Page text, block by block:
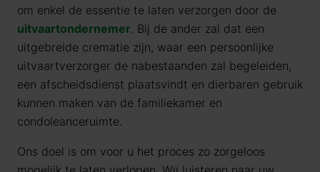
om enkel de essentie te laten verzorgen door de
uitvaartondernemer. Bij de ander zal dat een
uitgebreide crematie zijn, waar een persoonlijke
uitvaartverzorger de nabestaanden zal begeleiden,
een afscheidsdienst plaatsvindt en dierbaren gebruik
kunnen maken van de familiekamer en
condoleanceruimte.
Ons doel is om voor u het proces zo zorgeloos